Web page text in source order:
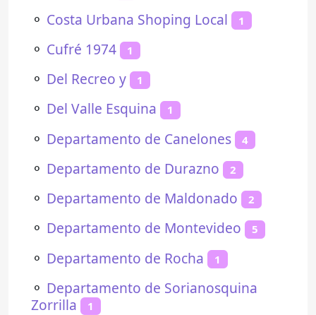
⚬ Costa Urbana Shoping Local 1
⚬ Cufré 1974 1
⚬ Del Recreo y 1
⚬ Del Valle Esquina 1
⚬ Departamento de Canelones 4
⚬ Departamento de Durazno 2
⚬ Departamento de Maldonado 2
⚬ Departamento de Montevideo 5
⚬ Departamento de Rocha 1
⚬ Departamento de Sorianosquina
Zorrilla
1